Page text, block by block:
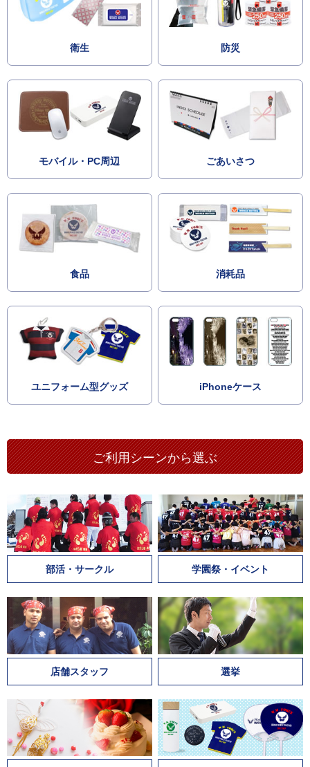
衛生 防災
モバイル・PC周辺 ごあいさつ
食品 消耗品
ユニフォーム型グッズ iPhoneケース
ご利用シーンから選ぶ
部活・サークル 学園祭・イベント
店舗スタッフ 選挙